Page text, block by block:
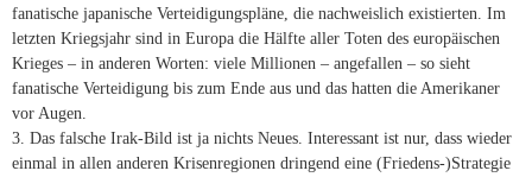
fanatische japanische Verteidigungspläne, die nachweislich existierten. Im
letzten Kriegsjahr sind in Europa die Hälfte aller Toten des europäischen
Krieges – in anderen Worten: viele Millionen – angefallen – so sieht
fanatische Verteidigung bis zum Ende aus und das hatten die Amerikaner
vor Augen.
3. Das falsche Irak-Bild ist ja nichts Neues. Interessant ist nur, dass wieder
einmal in allen anderen Krisenregionen dringend eine (Friedens-)Strategie